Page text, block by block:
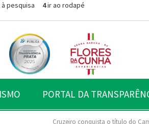
à pesquisa 4ir ao rodapé
PORTAL DA
Cruzeiro conquista o título do